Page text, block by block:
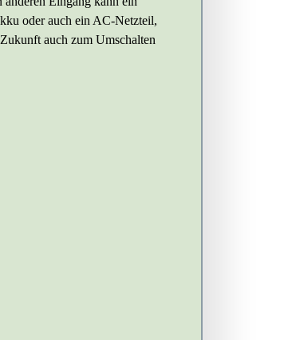
oder auch ein AC-Netzteil,
auch zum Umschalten